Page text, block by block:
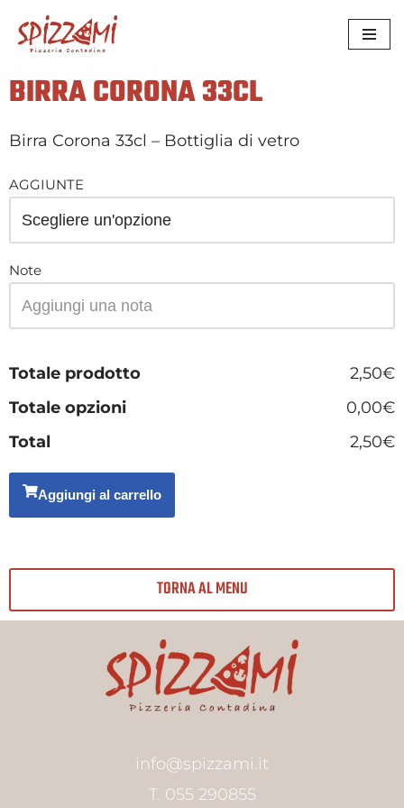
VAI
AL
CONTENUTO
BIRRA CORONA 33CL
Birra Corona 33cl – Bottiglia di vetro
AGGIUNTE
Note
Totale prodotto
2,50€
Totale opzioni
0,00€
Total
2,50€
Aggiungi al carrello
TORNA AL MENU
info@spizzami.it
T. 055 290855